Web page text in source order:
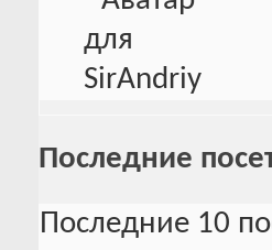
Последние
Последние 10